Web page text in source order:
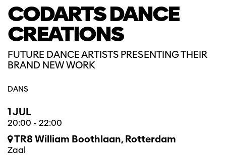
CODARTS DANCE
CREATIONS
FUTURE DANCE ARTISTS PRESENTING THEIR
BRAND NEW WORK
DANS
1 JUL
20:00 - 22:00
TR8 William Boothlaan, Rotterdam
Zaal